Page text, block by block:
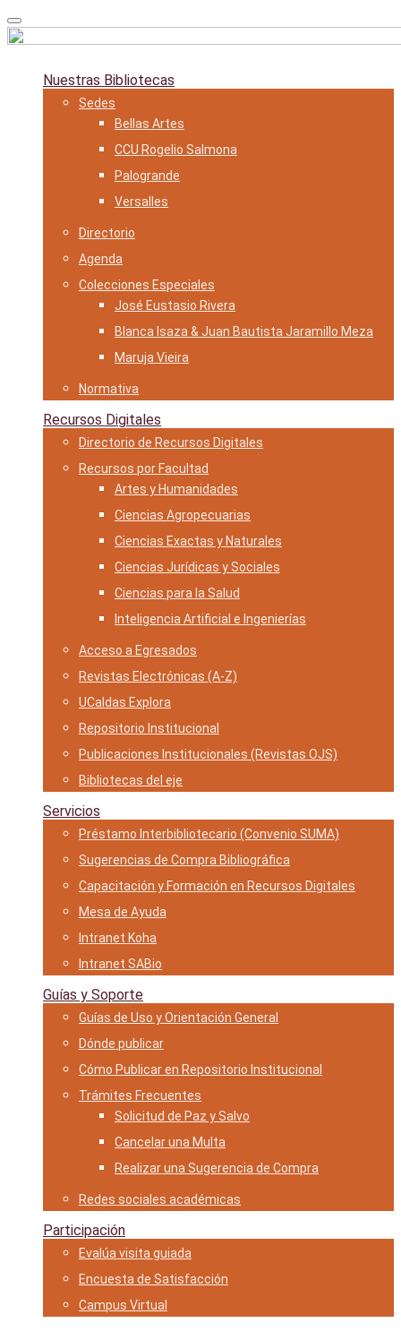
Skip
to
content
Nuestras Bibliotecas
Sedes
Bellas Artes
CCU Rogelio Salmona
Palogrande
Versalles
Directorio
Agenda
Colecciones Especiales
José Eustasio Rivera
Blanca Isaza & Juan Bautista Jaramillo Meza
Maruja Vieira
Normativa
Recursos Digitales
Directorio de Recursos Digitales
Recursos por Facultad
Artes y Humanidades
Ciencias Agropecuarias
Ciencias Exactas y Naturales
Ciencias Jurídicas y Sociales
Ciencias para la Salud
Inteligencia Artificial e Ingenierías
Acceso a Egresados
Revistas Electrónicas (A-Z)
UCaldas Explora
Repositorio Institucional
Publicaciones Institucionales (Revistas OJS)
Bibliotecas del eje
Servicios
Préstamo Interbibliotecario (Convenio SUMA)
Sugerencias de Compra Bibliográfica
Capacitación y Formación en Recursos Digitales
Mesa de Ayuda
Intranet Koha
Intranet SABio
Guías y Soporte
Guías de Uso y Orientación General
Dónde publicar
Cómo Publicar en Repositorio Institucional
Trámites Frecuentes
Solicitud de Paz y Salvo
Cancelar una Multa
Realizar una Sugerencia de Compra
Redes sociales académicas
Participación
Evalúa visita guiada
Encuesta de Satisfacción
Campus Virtual